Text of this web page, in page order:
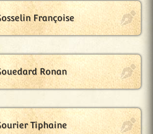
Françoise
Ronan
Tiphaine